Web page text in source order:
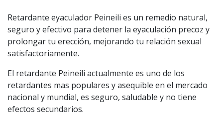
Retardante eyaculador Peineili es un remedio natural,
seguro y efectivo para detener la eyaculación precoz y
prolongar tu erección, mejorando tu relación sexual
satisfactoriamente.
El retardante Peineili actualmente es uno de los
retardantes mas populares y asequible en el mercado
nacional y mundial, es seguro, saludable y no tiene
efectos secundarios.